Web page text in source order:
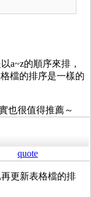
a~z的順序來排，
檔的排序是一樣的
也很值得推薦～
quote
再更新表格檔的排